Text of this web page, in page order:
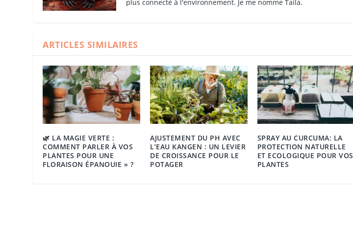
plus connecté à l'environnement. Je me nomme Taila.
ARTICLES SIMILAIRES
🌿 LA MAGIE VERTE :
COMMENT PARLER À VOS
PLANTES POUR UNE
FLORAISON ÉPANOUIE » ?
AJUSTEMENT DU PH AVEC
L’EAU KANGEN : UN LEVIER
DE CROISSANCE POUR LE
POTAGER
SPRAY AU CURCUMA: LA
PROTECTION NATURELLE
ET ECOLOGIQUE POUR VOS
PLANTES